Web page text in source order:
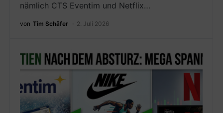
nämlich CTS Eventim und Netflix…
von Tim Schäfer 2. Juli 2026